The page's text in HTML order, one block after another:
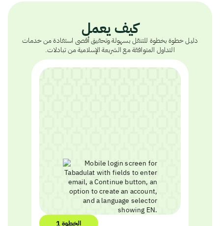
كيف يعمل
دليل خطوة بخطوة للتنقل بسهولة وتحقيق أقصى استفادة من خدمات
التداول المتوافقة مع الشريعة الإسلامية من تبادلات.
الخطوة 1